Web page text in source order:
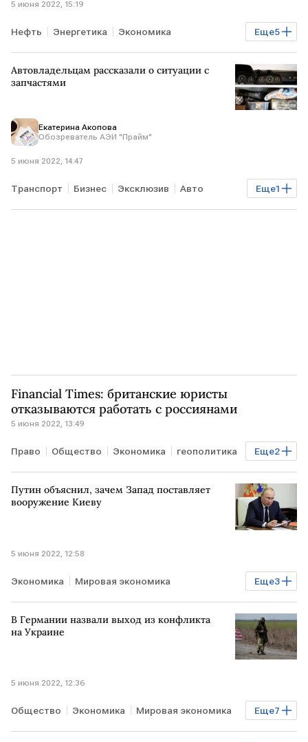
5 июня 2022, 15:19
Еще5
Нефть Энергетика Экономика
Мировая экономика санкции против РФ
Глобальный энергокризис
Автовладельцам рассказали о ситуации с
запчастями
Екатерина Акопова
Обозреватель АЭИ "Прайм"
5 июня 2022, 14:47
Еще1
Транспорт Бизнес Эксклюзив Авто
запчасти
Financial Times: британские юристы
отказываются работать с россиянами
5 июня 2022, 13:49
Еще2
Право Общество Экономика геополитика
юрист ВЕЛИКОБРИТАНИЯ
Путин объяснил, зачем Запад поставляет
вооружение Киеву
5 июня 2022, 12:58
Еще3
Экономика Мировая экономика
Владимир Путин ЗАПАД СВО
В Германии назвали выход из конфликта
на Украине
5 июня 2022, 12:36
Еще7
Общество Экономика Мировая экономика
геополитика РОССИЯ УКРАИНА